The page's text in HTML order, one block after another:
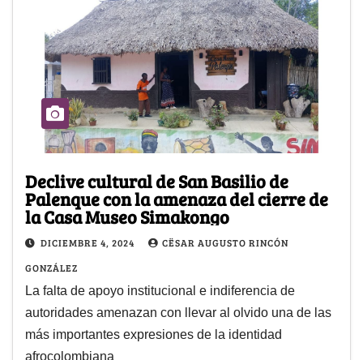
Declive cultural de San Basilio de
Palenque con la amenaza del cierre de
la Casa Museo Simakongo
DICIEMBRE 4, 2024
CËSAR AUGUSTO RINCÓN
GONZÁLEZ
La falta de apoyo institucional e indiferencia de
autoridades amenazan con llevar al olvido una de las
más importantes expresiones de la identidad
afrocolombiana